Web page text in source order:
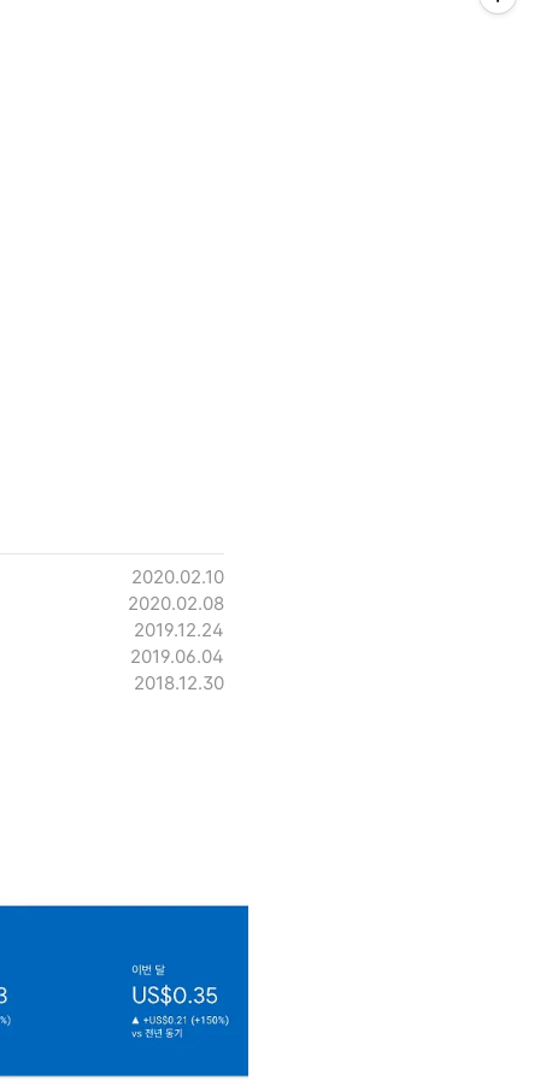
2020.02.10
2020.02.08
2019.12.24
2019.06.04
2018.12.30